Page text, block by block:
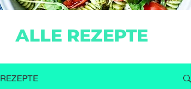
ALLE REZEPTE
REZEPTE